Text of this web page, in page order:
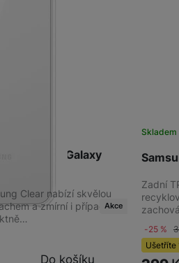
a redukce
Cover Galaxy
Akce
Clear nabízí skvělou
a zmírní i případné
Do košíku
Skladem
Zadní
-25 %
Ušetříte